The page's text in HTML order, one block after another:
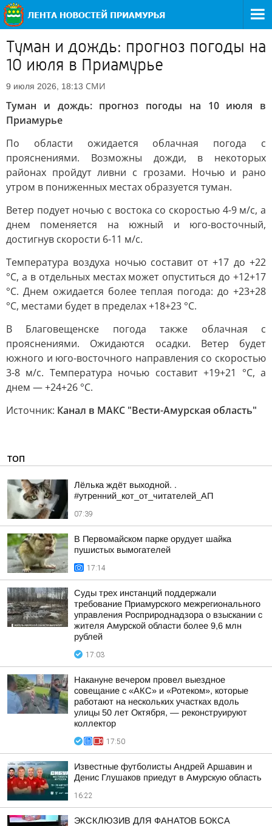
Туман и дождь: прогноз погоды на
10 июля в Приамурье
9 июля 2026, 18:13 СМИ
Туман и дождь: прогноз погоды на 10 июля в
Приамурье
По области ожидается облачная погода с
прояснениями. Возможны дожди, в некоторых
районах пройдут ливни с грозами. Ночью и рано
утром в пониженных местах образуется туман.
Ветер подует ночью с востока со скоростью 4-9 м/с, а
днем поменяется на южный и юго-восточный,
достигнув скорости 6-11 м/с.
Температура воздуха ночью составит от +17 до +22
°С, а в отдельных местах может опуститься до +12+17
°С. Днем ожидается более теплая погода: до +23+28
°С, местами будет в пределах +18+23 °С.
В Благовещенске погода также облачная с
прояснениями. Ожидаются осадки. Ветер будет
южного и юго-восточного направления со скоростью
3-8 м/с. Температура ночью составит +19+21 °С, а
днем — +24+26 °С.
Источник: Канал в МАКС "Вести-Амурская область"
ТОП
Лёлька ждёт выходной. .
#утренний_кот_от_читателей_АП
07:39
В Первомайском парке орудует шайка
пушистых вымогателей
17:14
Суды трех инстанций поддержали
требование Приамурского межрегионального
управления Росприроднадзора о взыскании с
жителя Амурской области более 9,6 млн
рублей
17:03
Накануне вечером провел выездное
совещание с «АКС» и «Ротеком», которые
работают на нескольких участках вдоль
улицы 50 лет Октября, — реконструируют
коллектор
17:50
Известные футболисты Андрей Аршавин и
Денис Глушаков приедут в Амурскую область
16:22
ЭКСКЛЮЗИВ ДЛЯ ФАНАТОВ БОКСА